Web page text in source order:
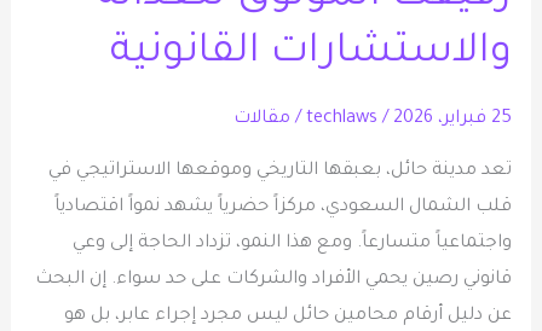
والاستشارات القانونية
25 فبراير، 2026 /
techlaws
/ مقالات
تعد مدينة حائل، بعبقها التاريخي وموقعها الاستراتيجي في
قلب الشمال السعودي، مركزاً حضرياً يشهد نمواً اقتصادياً
واجتماعياً متسارعاً. ومع هذا النمو، تزداد الحاجة إلى وعي
قانوني رصين يحمي الأفراد والشركات على حد سواء. إن البحث
عن دليل أرقام محامين حائل ليس مجرد إجراء عابر، بل هو
رفيقك
الموثوق
والاستشارات